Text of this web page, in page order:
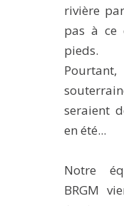
rivière
pas à ce
pieds.
seraient
en été...
Notre
BRGM